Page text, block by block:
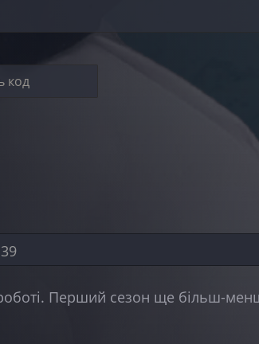
роботі. Перший сезон ще більш-